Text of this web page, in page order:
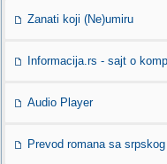
Zanati koji (Ne)umiru
Informacija.rs - sajt o
Audio Player
Prevod romana sa